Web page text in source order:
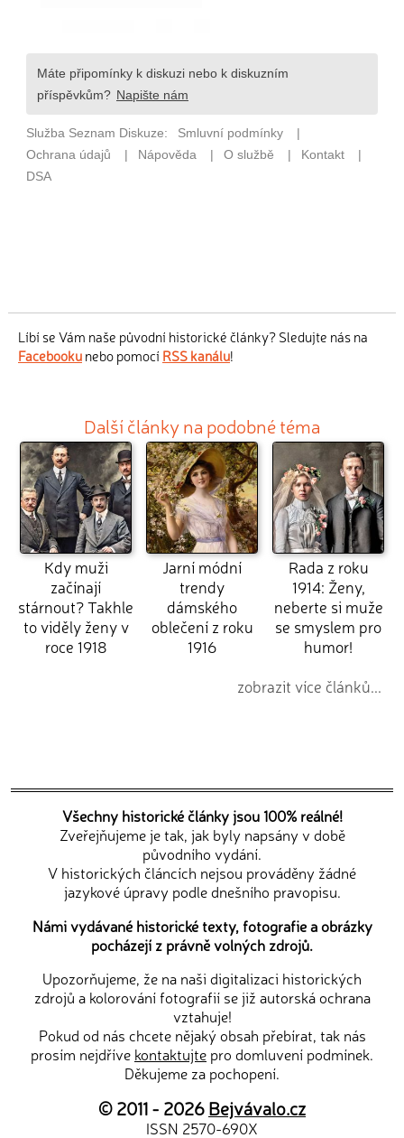
Líbí se Vám naše původní historické články? Sledujte nás na
Facebookunebo pomocí RSS kanálu!
Další články na podobné téma
Kdy muži
začínají
stárnout? Takhle
to viděly ženy v
roce 1918
Jarní módní
trendy
dámského
oblečení z roku
1916
Rada z roku
1914: Ženy,
neberte si muže
se smyslem pro
humor!
zobrazit více článků...
Všechny historické články jsou 100% reálné!
Zveřejňujeme je tak, jak byly napsány v době
původního vydání.
V historických článcích nejsou prováděny žádné
jazykové úpravy podle dnešního pravopisu.
Námi vydávané historické texty, fotografie a obrázky
pocházejí z právně volných zdrojů.
Upozorňujeme, že na naši digitalizaci historických
zdrojů a kolorování fotografií se již autorská ochrana
vztahuje!
Pokud od nás chcete nějaký obsah přebírat, tak nás
prosím nejdříve kontaktujte pro domluvení podmínek.
Děkujeme za pochopení.
© 2011 - 2026Bejvávalo.cz
ISSN 2570-690X